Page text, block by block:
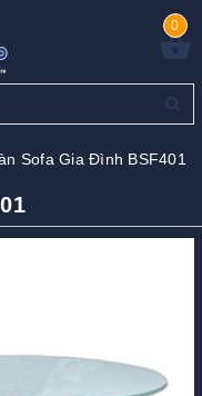
0
Sofa Gia Đình BSF401